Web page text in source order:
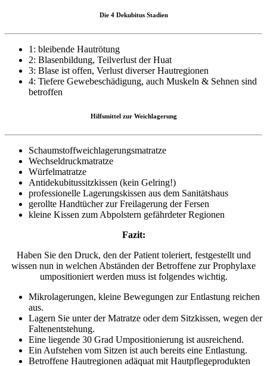
Die 4 Dekubitus Stadien
1: bleibende Hautrötung
2: Blasenbildung, Teilverlust der Huat
3: Blase ist offen, Verlust diverser Hautregionen
4: Tiefere Gewebeschädigung, auch Muskeln & Sehnen sind
betroffen
Hilfsmittel zur Weichlagerung
Schaumstoffweichlagerungsmatratze
Wechseldruckmatratze
Würfelmatratze
Antidekubitussitzkissen (kein Gelring!)
professionelle Lagerungskissen aus dem Sanitätshaus
gerollte Handtücher zur Freilagerung der Fersen
kleine Kissen zum Abpolstern gefährdeter Regionen
Fazit:
Haben Sie den Druck, den der Patient toleriert, festgestellt und
wissen nun in welchen Abständen der Betroffene zur Prophylaxe
umpositioniert werden muss ist folgendes wichtig.
Mikrolagerungen, kleine Bewegungen zur Entlastung reichen
aus.
Lagern Sie unter der Matratze oder dem Sitzkissen, wegen der
Faltenentstehung.
Eine liegende 30 Grad Umpositionierung ist ausreichend.
Ein Aufstehen vom Sitzen ist auch bereits eine Entlastung.
Betroffene Hautregionen adäquat mit Hautpflegeprodukten